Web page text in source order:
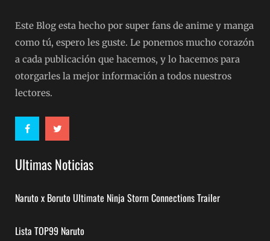
Este Blog esta hecho por super fans de anime y manga
como tú, espero les guste. Le ponemos mucho corazón
a cada publicación que hacemos, y lo hacemos para
otorgarles la mejor información a todos nuestros
lectores.
Ultimas Noticias
Naruto x Boruto Ultimate Ninja Storm Connections Trailer
Lista TOP99 Naruto